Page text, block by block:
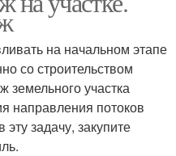
на начальном этапе
со строительством
участка
направления потоков
задачу, закупите